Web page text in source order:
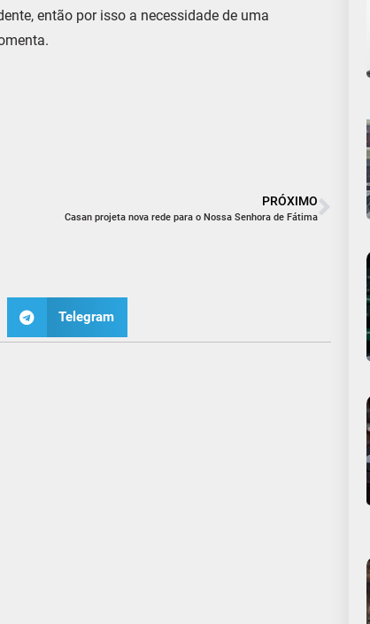
então por isso a necessidade de uma
PRÓXIMO
Casan projeta nova rede para o Nossa Senhora de Fátima
Telegram